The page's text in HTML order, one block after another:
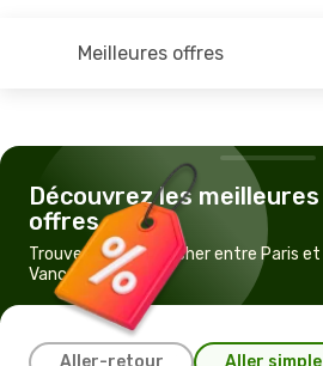
Meilleures offres
Découvrez les meilleures
offres
Trouvez un vol pas cher entre Paris et
Vancouver
Aller-retour Aller simple